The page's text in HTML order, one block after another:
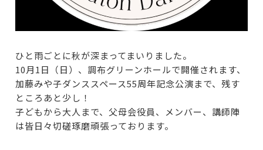
ひと雨ごとに秋が深まってまいりました。
10月1日（日）、調布グリーンホールで開催されます、
加藤みや子ダンススペース55周年記念公演まで、残す
ところあと少し！
子どもから大人まで、父母会役員、メンバー、講師陣
は皆日々切磋琢磨頑張っております。